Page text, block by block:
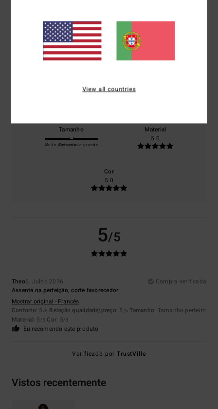
5.0/5
baseado em1 avaliações verificadasdesde Julho 2026
100% dos nossos clientes recomendam este produto
Relação qualidade/preço
Tamanho
Muito pequeno
Demasiado grande
Material
5.0
Cor
5.0
5/5
Theo6. Julho 2026
Compra verificada
Assenta na perfeição, corte favorecedor
Mostrar original - Francês
Conforto: 5 /5 Relação qualidade/preço: 5 /5 Tamanho: Tamanho perfeito
Material: 5 /5 Cor: 5/5
Eu recomendo este produto
Verificado porTrustVille
Vistos recentemente
View all countries